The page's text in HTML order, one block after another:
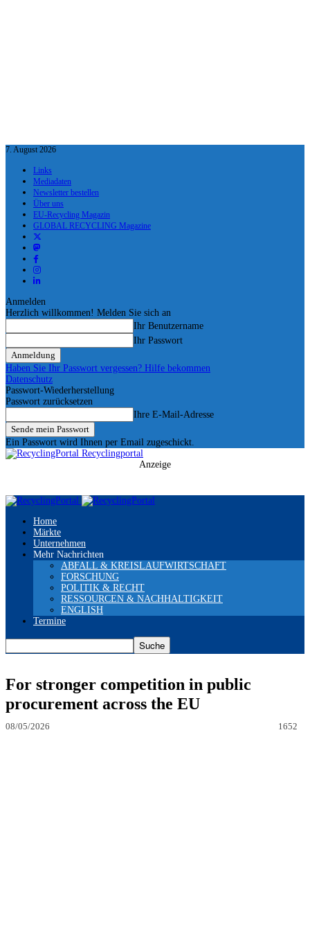
7. August 2026
Links
Mediadaten
Newsletter bestellen
Über uns
EU-Recycling Magazin
GLOBAL RECYCLING Magazine
Anmelden
Herzlich willkommen! Melden Sie sich an
Ihr Benutzername
Ihr Passwort
Haben Sie Ihr Passwort vergessen? Hilfe bekommen
Datenschutz
Passwort-Wiederherstellung
Passwort zurücksetzen
Ihre E-Mail-Adresse
Ein Passwort wird Ihnen per Email zugeschickt.
Recyclingportal
Anzeige
Home
Märkte
Unternehmen
Mehr Nachrichten
ABFALL & KREISLAUFWIRTSCHAFT
FORSCHUNG
POLITIK & RECHT
RESSOURCEN & NACHHALTIGKEIT
ENGLISH
Termine
For stronger competition in public
procurement across the EU
08/05/2026 1652